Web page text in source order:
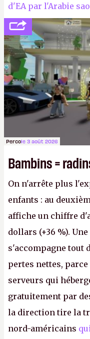
d'EA par l'Arabie
société privée,
l'obligation de
victoire pour la
Percole 3 août 2026
Bambins =
On n'arrête plus
enfants : au
affiche un chiffre
dollars (+36 %).
s'accompagne tout
pertes nettes,
serveurs qui
gratuitement par
la direction tire la
nord-américains